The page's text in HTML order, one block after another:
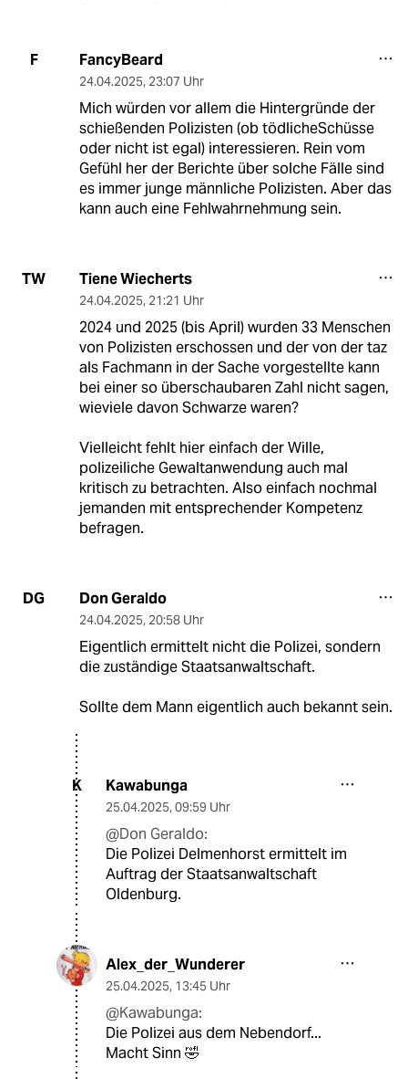
F FancyBeard
24.04.2025, 23:07 Uhr
Mich würden vor allem die Hintergründe der
schießenden Polizisten (ob tödlicheSchüsse
oder nicht ist egal) interessieren. Rein vom
Gefühl her der Berichte über solche Fälle sind
es immer junge männliche Polizisten. Aber das
kann auch eine Fehlwahrnehmung sein.
TW Tiene Wiecherts
24.04.2025, 21:21 Uhr
2024 und 2025 (bis April) wurden 33 Menschen
von Polizisten erschossen und der von der taz
als Fachmann in der Sache vorgestellte kann
bei einer so überschaubaren Zahl nicht sagen,
wieviele davon Schwarze waren?
Vielleicht fehlt hier einfach der Wille,
polizeiliche Gewaltanwendung auch mal
kritisch zu betrachten. Also einfach nochmal
jemanden mit entsprechender Kompetenz
befragen.
DG Don Geraldo
24.04.2025, 20:58 Uhr
Eigentlich ermittelt nicht die Polizei, sondern
die zuständige Staatsanwaltschaft.
Sollte dem Mann eigentlich auch bekannt sein.
K Kawabunga
25.04.2025, 09:59 Uhr
@Don Geraldo:
Die Polizei Delmenhorst ermittelt im
Auftrag der Staatsanwaltschaft
Oldenburg.
Alex_der_Wunderer
25.04.2025, 13:45 Uhr
@Kawabunga:
Die Polizei aus dem Nebendorf...
Macht Sinn 🤣